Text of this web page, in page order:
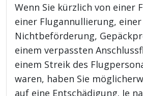
Wenn Sie kürzlich von einer
einer Flugannullierung, einer
Nichtbeförderung,
einem verpassten
einem Streik des
waren, haben Sie
auf eine Entschädigung. Je